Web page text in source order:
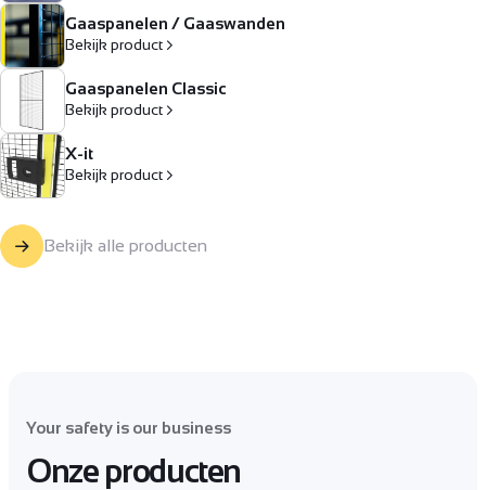
Gaaspanelen / Gaaswanden
Bekijk product
Gaaspanelen Classic
Bekijk product
X-it
Bekijk product
Bekijk alle producten
Your safety is our business
Onze producten